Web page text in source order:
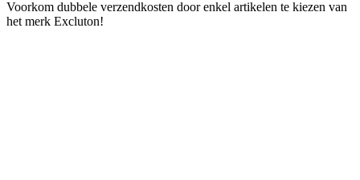
Voorkom dubbele verzendkosten door enkel artikelen te kiezen van
het merk Excluton!